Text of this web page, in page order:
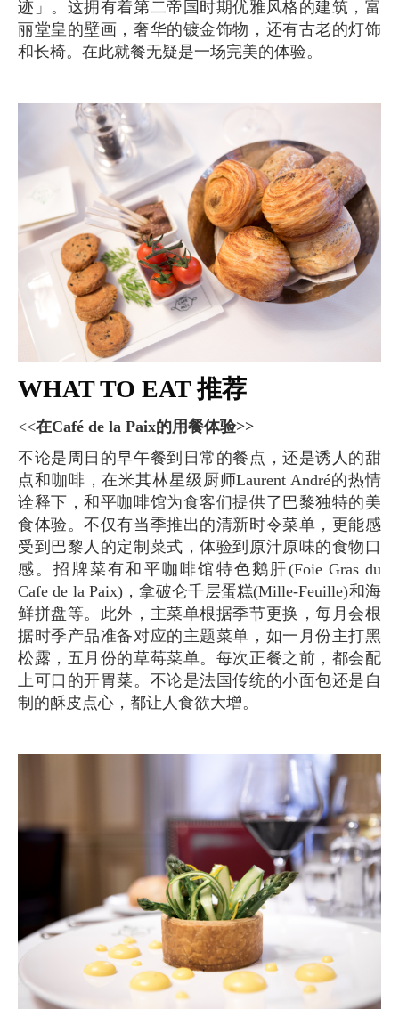
迹」。这拥有着第二帝国时期优雅风格的建筑，富
丽堂皇的壁画，奢华的镀金饰物，还有古老的灯饰
和长椅。在此就餐无疑是一场完美的体验。
WHAT TO EAT 推荐
<<在Café de la Paix的用餐体验>>
不论是周日的早午餐到日常的餐点，还是诱人的甜
点和咖啡，在米其林星级厨师Laurent André的热情
诠释下，和平咖啡馆为食客们提供了巴黎独特的美
食体验。不仅有当季推出的清新时令菜单，更能感
受到巴黎人的定制菜式，体验到原汁原味的食物口
感。招牌菜有和平咖啡馆特色鹅肝(Foie Gras du
Cafe de la Paix)，拿破仑千层蛋糕(Mille-Feuille)和海
鲜拼盘等。此外，主菜单根据季节更换，每月会根
据时季产品准备对应的主题菜单，如一月份主打黑
松露，五月份的草莓菜单。每次正餐之前，都会配
上可口的开胃菜。不论是法国传统的小面包还是自
制的酥皮点心，都让人食欲大增。